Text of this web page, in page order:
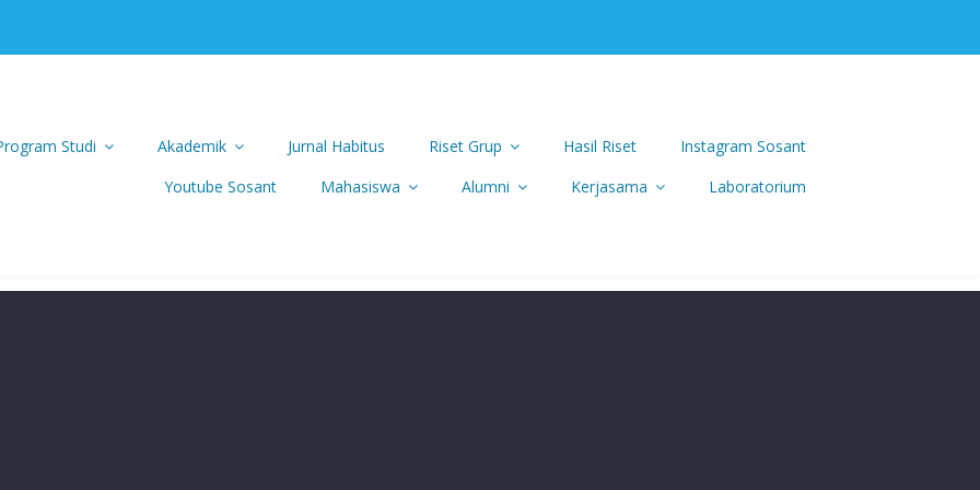
Studi Akademik Jurnal Habitus Riset Grup Hasil Riset
Instagram Sosant
Youtube Sosant
Mahasiswa Alumni Kerjasama Laboratorium